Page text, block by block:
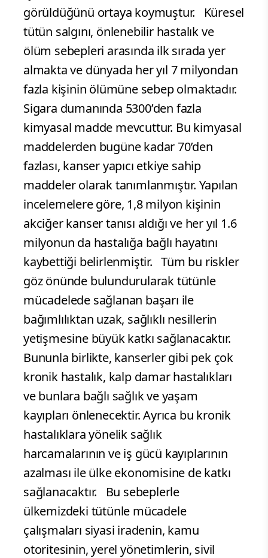
görüldüğünü ortaya koymuştur. Küresel
tütün salgını, önlenebilir hastalık ve
ölüm sebepleri arasında ilk sırada yer
almakta ve dünyada her yıl 7 milyondan
fazla kişinin ölümüne sebep olmaktadır.
Sigara dumanında 5300’den fazla
kimyasal madde mevcuttur. Bu kimyasal
maddelerden bugüne kadar 70’den
fazlası, kanser yapıcı etkiye sahip
maddeler olarak tanımlanmıştır. Yapılan
incelemelere göre, 1,8 milyon kişinin
akciğer kanser tanısı aldığı ve her yıl 1.6
milyonun da hastalığa bağlı hayatını
kaybettiği belirlenmiştir. Tüm bu riskler
göz önünde bulundurularak tütünle
mücadelede sağlanan başarı ile
bağımlılıktan uzak, sağlıklı nesillerin
yetişmesine büyük katkı sağlanacaktır.
Bununla birlikte, kanserler gibi pek çok
kronik hastalık, kalp damar hastalıkları
ve bunlara bağlı sağlık ve yaşam
kayıpları önlenecektir. Ayrıca bu kronik
hastalıklara yönelik sağlık
harcamalarının ve iş gücü kayıplarının
azalması ile ülke ekonomisine de katkı
sağlanacaktır. Bu sebeplerle
ülkemizdeki tütünle mücadele
çalışmaları siyasi iradenin, kamu
otoritesinin, yerel yönetimlerin, sivil